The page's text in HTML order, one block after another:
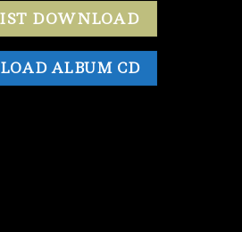
DOWNLOAD
ALBUM CD